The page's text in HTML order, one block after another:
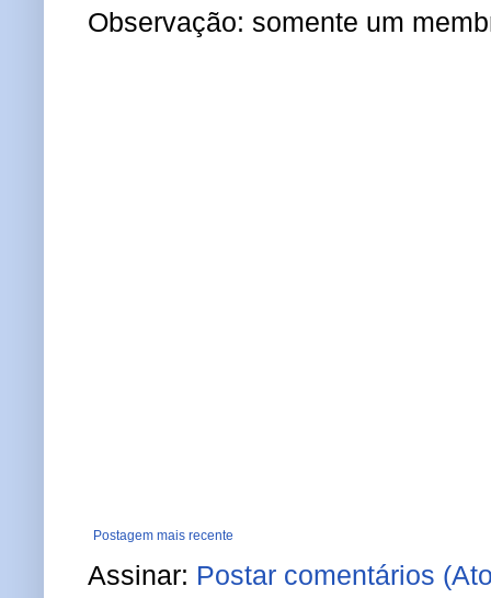
Observação: somente um
Postagem mais recente
Assinar: Postar comentários